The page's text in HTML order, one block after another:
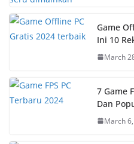
Game
Ini 10
March
7 Game
Dan
March